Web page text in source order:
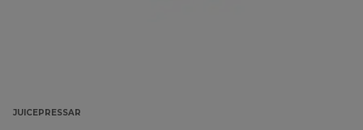
JUICEPRESSAR